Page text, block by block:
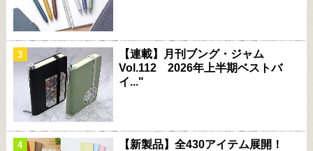
【連載】月刊ブング・ジャム
Vol.112 2026年上半期ベストバ
イ..."
【新製品】全430アイテム展開！